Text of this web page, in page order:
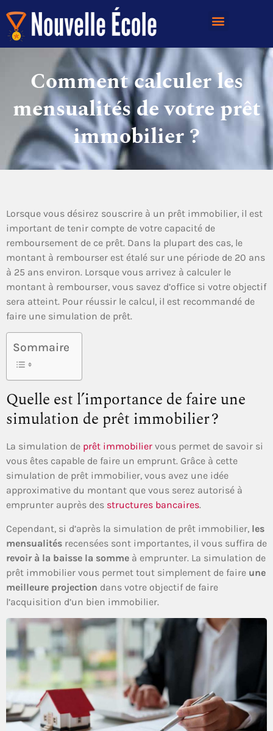
Comment calculer les
mensualités de votre prêt
immobilier ?
Lorsque vous désirez souscrire à un prêt immobilier, il est
important de tenir compte de votre capacité de
remboursement de ce prêt. Dans la plupart des cas, le
montant à rembourser est étalé sur une période de 20 ans
à 25 ans environ. Lorsque vous arrivez à calculer le
montant à rembourser, vous savez d’office si votre objectif
sera atteint. Pour réussir le calcul, il est recommandé de
faire une simulation de prêt.
Sommaire
Quelle est l’importance de faire une
simulation de prêt immobilier ?
La simulation de prêt immobilier vous permet de savoir si
vous êtes capable de faire un emprunt. Grâce à cette
simulation de prêt immobilier, vous avez une idée
approximative du montant que vous serez autorisé à
emprunter auprès des structures bancaires.
Cependant, si d’après la simulation de prêt immobilier, les
mensualités recensées sont importantes, il vous suffira de
revoir à la baisse la somme à emprunter. La simulation de
prêt immobilier vous permet tout simplement de faire une
meilleure projection dans votre objectif de faire
l’acquisition d’un bien immobilier.